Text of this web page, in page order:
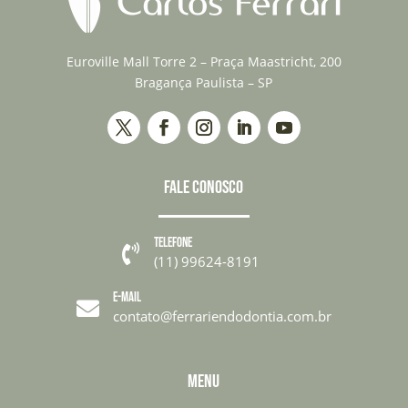
Euroville Mall Torre 2 – Praça Maastricht, 200
Bragança Paulista – SP
FALE CONOSCO
 TELEFONE
(11) 99624-8191
 E-MAIL
contato@ferrariendodontia.com.br
MENU